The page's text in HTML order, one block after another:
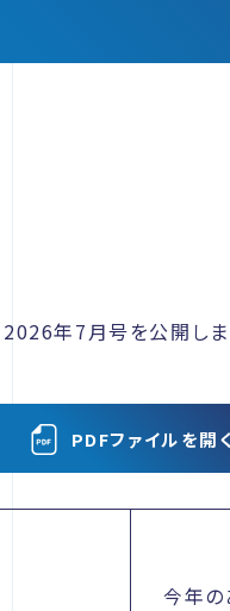
年7月号を公開しま
PDFファイルを開く
今年の